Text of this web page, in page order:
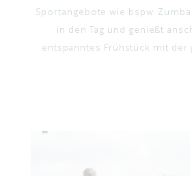
Sportangebote wie bspw.
in den Tag und genießt
entspanntes Frühstück mit der